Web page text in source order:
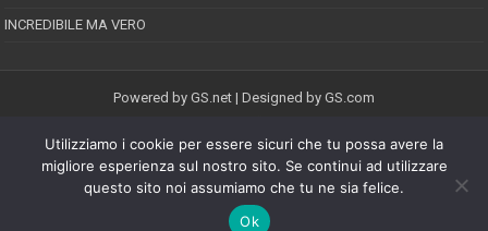
INCREDIBILE MA VERO
Powered by GS.net | Designed by GS.com
EPINEION EDITRICE S.R.L.P.Iva 02008710689
Registrazione Tribunale di Pescara reg. speciale della stampa n.08/2012
Direttore responsabile: Maurizio Piccinino
Iscrizione al ROC n.22607
Riproduzione riservata © Copyright 2026, All Rights Reserved
Utilizziamo i cookie per essere sicuri che tu possa avere la
migliore esperienza sul nostro sito. Se continui ad utilizzare
questo sito noi assumiamo che tu ne sia felice.
Ok